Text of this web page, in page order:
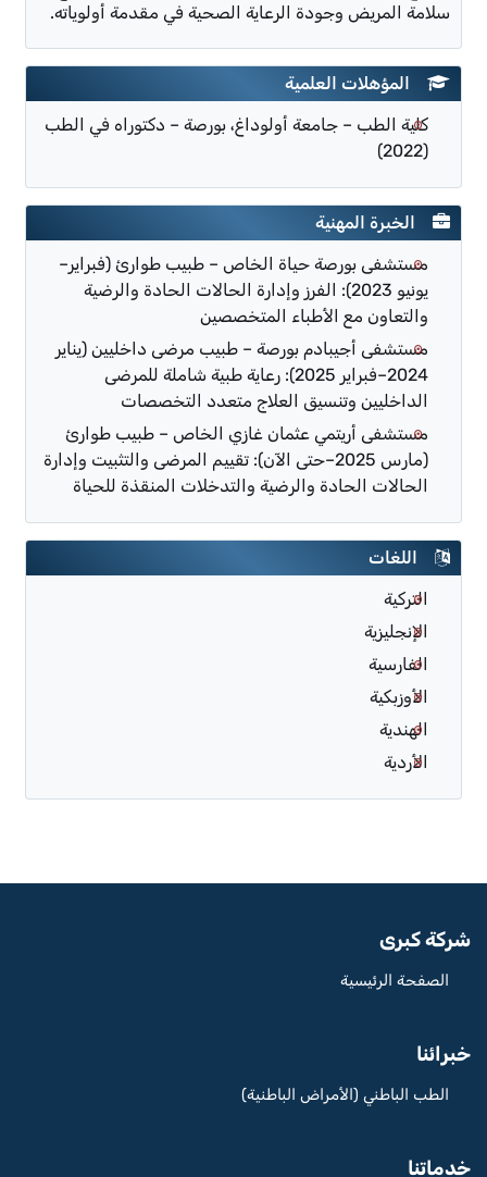
سلامة المريض وجودة الرعاية الصحية في مقدمة أولوياته.
المؤهلات العلمية
كلية الطب – جامعة أولوداغ، بورصة – دكتوراه في الطب
(2022)
الخبرة المهنية
مستشفى بورصة حياة الخاص – طبيب طوارئ (فبراير–
يونيو 2023): الفرز وإدارة الحالات الحادة والرضية
والتعاون مع الأطباء المتخصصين
مستشفى أجيبادم بورصة – طبيب مرضى داخليين (يناير
2024–فبراير 2025): رعاية طبية شاملة للمرضى
الداخليين وتنسيق العلاج متعدد التخصصات
مستشفى أريتمي عثمان غازي الخاص – طبيب طوارئ
(مارس 2025–حتى الآن): تقييم المرضى والتثبيت وإدارة
الحالات الحادة والرضية والتدخلات المنقذة للحياة
اللغات
التركية
الإنجليزية
الفارسية
الأوزبكية
الهندية
الأردية
شركة كبرى
الصفحة الرئيسية
خبرائنا
الطب الباطني (الأمراض الباطنية)
خدماتنا